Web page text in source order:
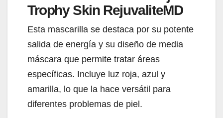
Trophy Skin RejuvaliteMD
Esta mascarilla se destaca por su potente
salida de energía y su diseño de media
máscara que permite tratar áreas
específicas. Incluye luz roja, azul y
amarilla, lo que la hace versátil para
diferentes problemas de piel.